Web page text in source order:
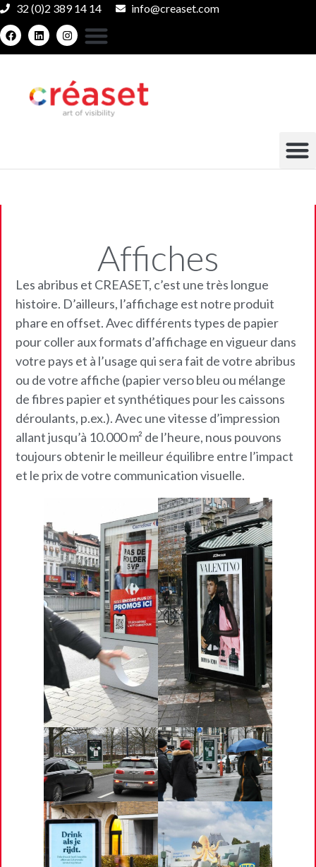
32 (0)2 389 14 14 info@creaset.com
Affiches
Les abribus et CREASET, c’est une très longue
histoire. D’ailleurs, l’affichage est notre produit
phare en offset. Avec différents types de papier
pour coller aux formats d’affichage en vigueur dans
votre pays et à l’usage qui sera fait de votre abribus
ou de votre affiche (papier verso bleu ou mélange
de fibres papier et synthétiques pour les caissons
déroulants, p.ex.). Avec une vitesse d’impression
allant jusqu’à 10.000 m² de l’heure, nous pouvons
toujours obtenir le meilleur équilibre entre l’impact
et le prix de votre communication visuelle.